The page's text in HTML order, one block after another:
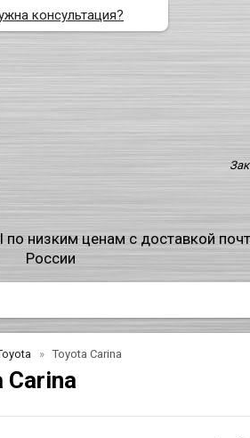
низким ценам с доставкой
России
Toyota Carina
Carina
консультация?